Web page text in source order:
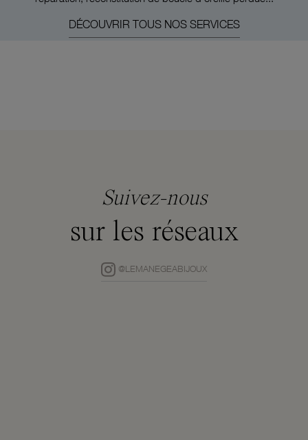
DÉCOUVRIR TOUS NOS SERVICES
Suivez-nous
sur les réseaux
@LEMANEGEABIJOUX